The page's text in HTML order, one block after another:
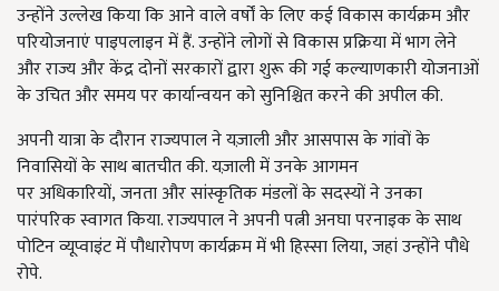
उन्होंने उल्लेख किया कि आने वाले वर्षों के लिए कई विकास कार्यक्रम और
परियोजनाएं पाइपलाइन में हैं. उन्होंने लोगों से विकास प्रक्रिया में भाग लेने
और राज्य और केंद्र दोनों सरकारों द्वारा शुरू की गई कल्याणकारी योजनाओं
के उचित और समय पर कार्यान्वयन को सुनिश्चित करने की अपील की.
अपनी यात्रा के दौरान राज्यपाल ने यज़ाली और आसपास के गांवों के
निवासियों के साथ बातचीत की. यज़ाली में उनके आगमन
परअधिकारियों,जनता और सांस्कृतिक मंडलों के सदस्यों ने उनका
पारंपरिक स्वागत किया. राज्यपाल ने अपनी पत्नी अनघा परनाइक के साथ
पोटिन व्यूप्वाइंट में पौधारोपण कार्यक्रम में भी हिस्सा लिया,जहां उन्होंने पौधे
रोपे.